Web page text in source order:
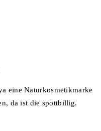
eine Naturkosmetikmarke
da ist die spottbillig.